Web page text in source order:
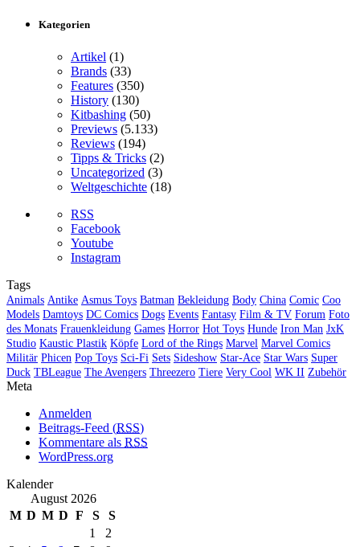
Kategorien
Artikel (1)
Brands (33)
Features (350)
History (130)
Kitbashing (50)
Previews (5.133)
Reviews (194)
Tipps & Tricks (2)
Uncategorized (3)
Weltgeschichte (18)
RSS
Facebook
Youtube
Instagram
Tags
Animals Antike Asmus Toys Batman Bekleidung Body China Comic Coo
Models Damtoys DC Comics Dogs Events Fantasy Film & TV Forum Foto
des Monats Frauenkleidung Games Horror Hot Toys Hunde Iron Man JxK
Studio Kaustic Plastik Köpfe Lord of the Rings Marvel Marvel Comics
Militär Phicen Pop Toys Sci-Fi Sets Sideshow Star-Ace Star Wars Super
Duck TBLeague The Avengers Threezero Tiere Very Cool WK II Zubehör
Meta
Anmelden
Beitrags-Feed (RSS)
Kommentare als RSS
WordPress.org
Kalender
August 2026
M D M D F S
S
1
2